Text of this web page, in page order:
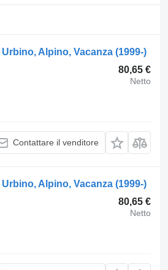
Alpino, Vacanza (1999-)
80,65 €
Netto
Contattare il venditore
Alpino, Vacanza (1999-)
80,65 €
Netto